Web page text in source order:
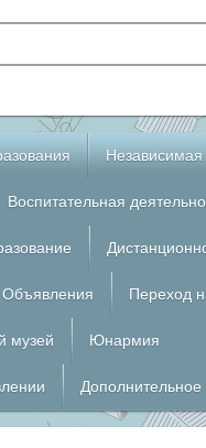
Независимая
Воспитательная
Объявления Переход
музей Юнармия
Дополнительное